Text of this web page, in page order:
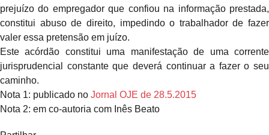
prejuízo do empregador que confiou na informação prestada,
constitui abuso de direito, impedindo o trabalhador de fazer
valer essa pretensão em juízo.
Este acórdão constitui uma manifestação de uma corrente
jurisprudencial constante que deverá continuar a fazer o seu
caminho.
Nota 1: publicado no Jornal OJE de 28.5.2015
Nota 2: em co-autoria com Inês Beato